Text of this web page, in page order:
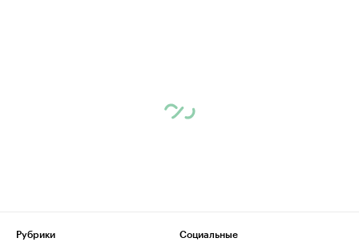
Рубрики
Социальные